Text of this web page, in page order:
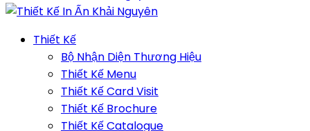
Thiết Kế
Bộ Nhận Diện Thương Hiệu
Thiết Kế Menu
Thiết Kế Card Visit
Thiết Kế Brochure
Thiết Kế Catalogue